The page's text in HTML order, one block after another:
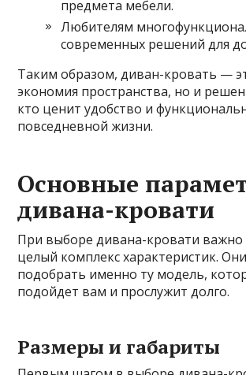
предмета мебели.
Любителям
современных решений для
Таким образом, диван-кровать —
экономия пространства, но и
кто ценит удобство и
повседневной жизни.
Основные
дивана-кровати
При выборе дивана-кровати важно
целый комплекс характеристик.
подобрать именно ту модель,
подойдет вам и прослужит долго.
Размеры и габариты